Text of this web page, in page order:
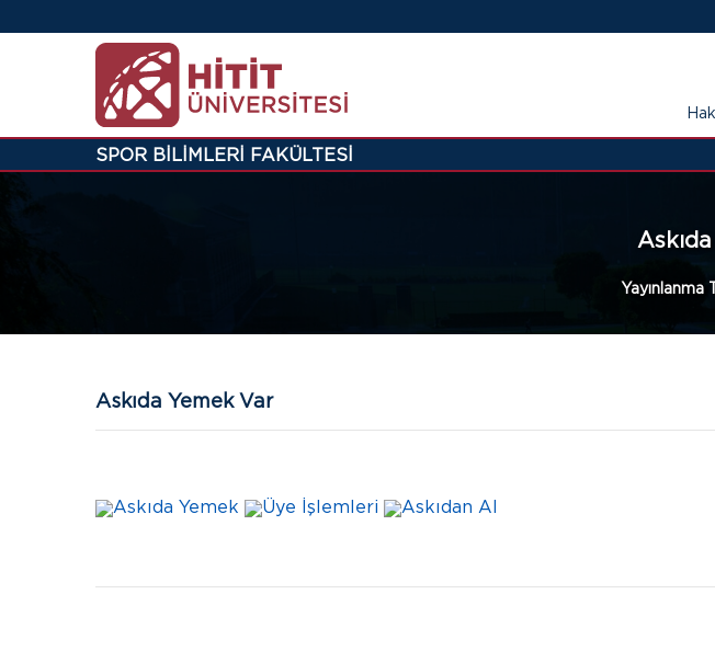
SPOR BİLİMLERİ FAKÜLTESİ
Yayınlanma
Askıda Yemek Var
Askıda Yemek Üye İşlemleri Askıdan Al